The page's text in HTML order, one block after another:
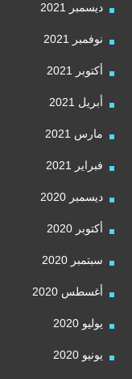
ديسمبر 2021
نوفمبر 2021
أكتوبر 2021
أبريل 2021
مارس 2021
فبراير 2021
ديسمبر 2020
أكتوبر 2020
سبتمبر 2020
أغسطس 2020
يوليو 2020
يونيو 2020